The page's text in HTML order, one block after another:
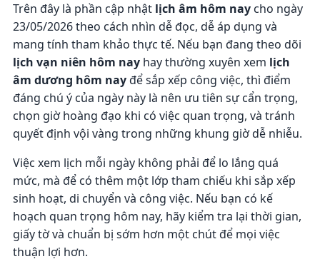
Trên đây là phần cập nhật lịch âm hôm naycho ngày
23/05/2026 theo cách nhìn dễ đọc, dễ áp dụng và
mang tính tham khảo thực tế. Nếu bạn đang theo dõi
lịch vạn niên hôm nayhay thường xuyên xem lịch
âm dương hôm nayđể sắp xếp công việc, thì điểm
đáng chú ý của ngày này là nên ưu tiên sự cẩn trọng,
chọn giờ hoàng đạo khi có việc quan trọng, và tránh
quyết định vội vàng trong những khung giờ dễ nhiễu.
Việc xem lịch mỗi ngày không phải để lo lắng quá
mức, mà để có thêm một lớp tham chiếu khi sắp xếp
sinh hoạt, di chuyển và công việc. Nếu bạn có kế
hoạch quan trọng hôm nay, hãy kiểm tra lại thời gian,
giấy tờ và chuẩn bị sớm hơn một chút để mọi việc
thuận lợi hơn.